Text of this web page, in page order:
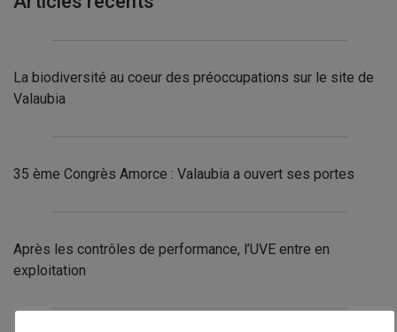
La biodiversité au coeur des préoccupations sur le site de
Valaubia
35 ème Congrès Amorce : Valaubia a ouvert ses portes
Après les contrôles de performance, l’UVE entre en
exploitation